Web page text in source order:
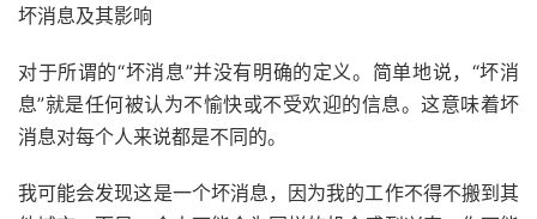
坏消息及其影响
对于所谓的“坏消息”并没有明确的定义。简单地说，“坏消
息”就是任何被认为不愉快或不受欢迎的信息。这意味着坏
消息对每个人来说都是不同的。
我可能会发现这是一个坏消息，因为我的工作不得不搬到其